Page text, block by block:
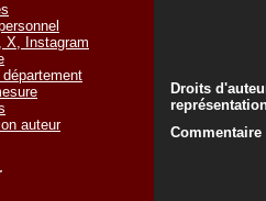
X, Instagram
auteur
Droits